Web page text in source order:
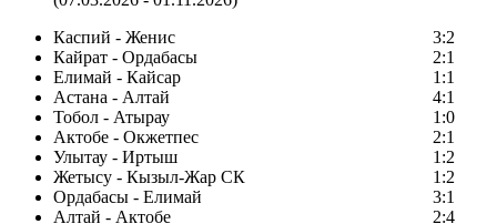
Каспий - Женис
3:2
Кайрат - Ордабасы
2:1
Елимай - Кайсар
1:1
Астана - Алтай
4:1
Тобол - Атырау
1:0
Актобе - Окжетпес
2:1
Улытау - Иртыш
1:2
Жетысу - Кызыл-Жар СК
1:2
Ордабасы - Елимай
3:1
Алтай - Актобе
2:4